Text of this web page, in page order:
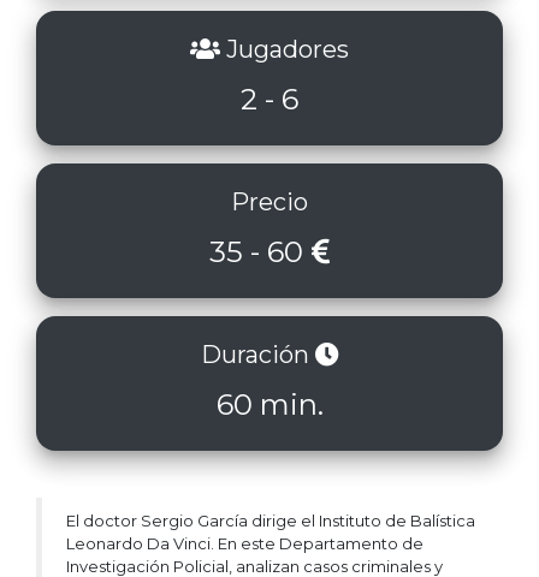
Jugadores
2 - 6
Precio
35 - 60
Duración
60 min.
El doctor Sergio García dirige el Instituto de Balística
Leonardo Da Vinci. En este Departamento de
Investigación Policial, analizan casos criminales y